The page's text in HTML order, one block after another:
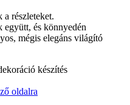
a részleteket.
és könnyedén
mégis elegáns világító
oldalra